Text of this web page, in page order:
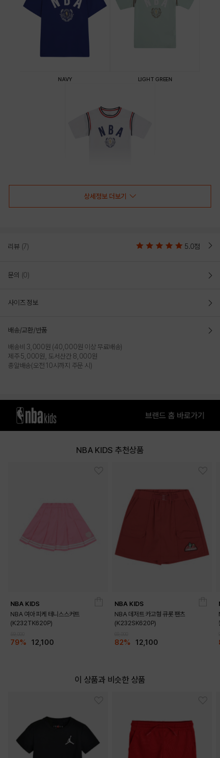
NAVY LIGHT GREEN
WHITE
DETAILS
상세정보 더보기
리뷰 (7) 5.0점
문의 (0)
사이즈 정보
배송/교환/반품
배송비 3,000원 (40,000원 이상 무료배송)
제주 5,000원, 도서산간 8,000원
총알배송(오전 10시까지 주문 시)
NBA KIDS 추천상품
NBA KIDS
NBA 여아 피케 테니스스커트
(K232TK620P)
79% 12,100
NBA KIDS
NBA 데저트 카고형 큐롯 팬츠
(K232SK620P)
82% 12,100
이 상품과 비슷한 상품